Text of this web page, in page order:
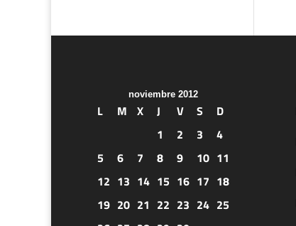
noviembre 2012
L M X J V S
D
1
2 3
4
5
6 7 8 9 10 11
12 13 14 15 16 17 18
19 20 21 22 23 24 25